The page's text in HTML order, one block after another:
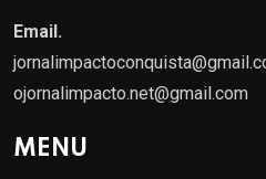
Email.
ojornalimpacto.net@gmail.com
MENU